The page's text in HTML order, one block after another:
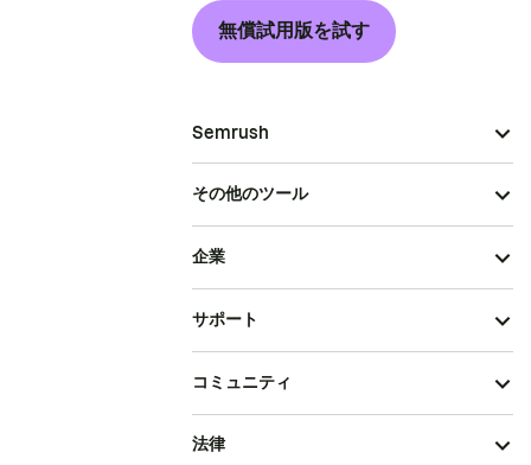
無償試用版を試す
Semrush
その他のツール
企業
サポート
コミュニティ
法律